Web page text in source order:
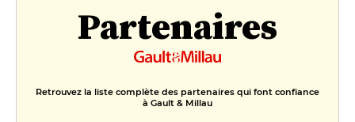
Partenaires
Retrouvez la liste complète des partenaires qui font confiance
à Gault & Millau